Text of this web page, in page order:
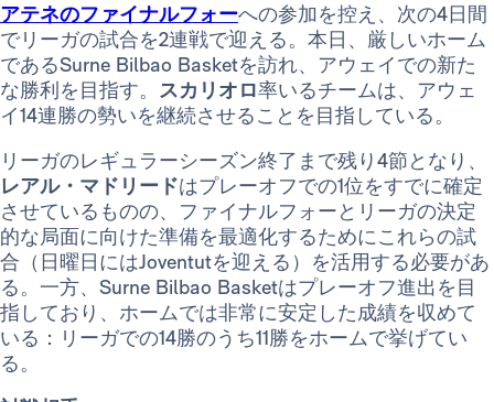
アテネのファイナルフォーへの参加を控え、次の4日間
でリーガの試合を2連戦で迎える。本日、厳しいホーム
であるSurne Bilbao Basketを訪れ、アウェイでの新た
な勝利を目指す。 スカリオロ率いるチームは、アウェ
イ14連勝の勢いを継続させることを目指している。
リーガのレギュラーシーズン終了まで残り4節となり、
レアル・マドリードはプレーオフでの1位をすでに確定
させているものの、ファイナルフォーとリーガの決定
的な局面に向けた準備を最適化するためにこれらの試
合（日曜日にはJoventutを迎える）を活用する必要があ
る。一方、Surne Bilbao Basketはプレーオフ進出を目
指しており、ホームでは非常に安定した成績を収めて
いる：リーガでの14勝のうち11勝をホームで挙げてい
る。